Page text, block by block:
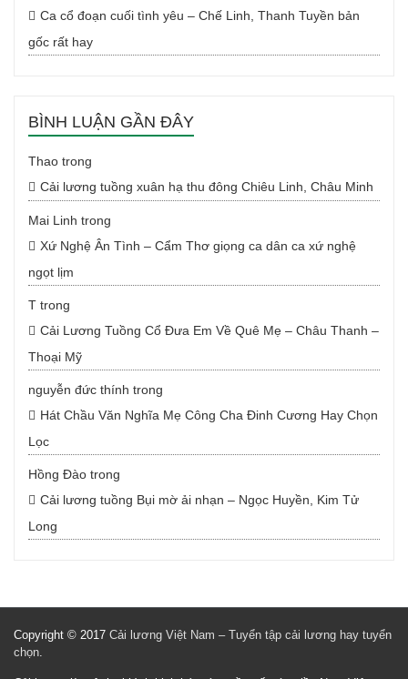
Ca cổ đoạn cuối tình yêu – Chế Linh, Thanh Tuyền bản
gốc rất hay
BÌNH LUẬN GẦN ĐÂY
Thao trong
Cải lương tuồng xuân hạ thu đông Chiêu Linh, Châu Minh
Mai Linh trong
Xứ Nghệ Ân Tình – Cẩm Thơ giọng ca dân ca xứ nghệ
ngọt lịm
T trong
Cải Lương Tuồng Cổ Đưa Em Về Quê Mẹ – Châu Thanh –
Thoại Mỹ
nguyễn đức thính trong
Hát Chầu Văn Nghĩa Mẹ Công Cha Đinh Cương Hay Chọn
Lọc
Hồng Đào trong
Cải lương tuồng Bụi mờ ải nhạn – Ngọc Huyền, Kim Tử
Long
Copyright © 2017 Cải lương Việt Nam – Tuyển tập cải lương hay tuyển
chọn.